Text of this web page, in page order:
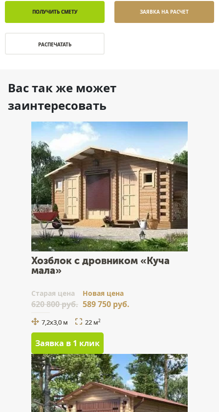
ПОЛУЧИТЬ СМЕТУ ЗАЯВКА НА РАСЧЕТ
РАСПЕЧАТАТЬ
Вас так же может
заинтересовать
Хозблок с дровником «Куча
мала»
Cтарая цена
620 800 руб.
Новая цена
589 750 руб.
7,2х3,0 м 22 м2
Заявка в 1 клик